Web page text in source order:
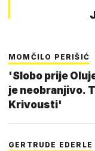
MOMČILO PERIŠIĆ
'Slobo prije
je neobranjivo.
Krivousti'
GERTRUDE EDERLE